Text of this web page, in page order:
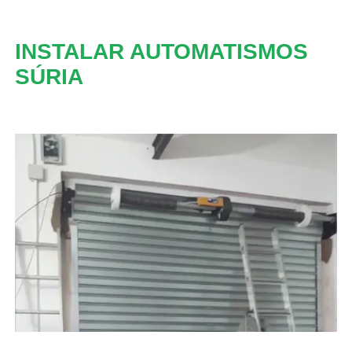
INSTALAR AUTOMATISMOS
SÚRIA